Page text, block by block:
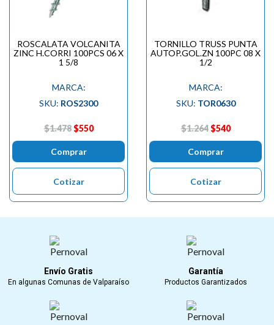
ROSCALATA VOLCANITA
ZINC H.CORRI 100PCS 06 X
1 5/8
MARCA:
SKU: ROS2300
$1.478 $550
Comprar
Cotizar
TORNILLO TRUSS PUNTA
AUTOP.GOL.ZN 100PC 08 X
1/2
MARCA:
SKU: TOR0630
$1.264 $540
Comprar
Cotizar
Envío Gratis
En algunas Comunas de Valparaíso
Garantía
Productos Garantizados